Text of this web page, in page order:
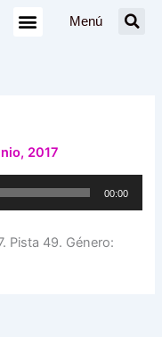
Menú
2017
00:00
Pista 49. Género: